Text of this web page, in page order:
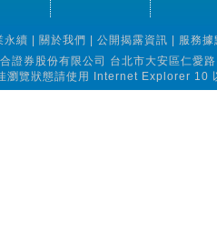
永續 關於我們 公開揭露資訊
服務據
證券股份有限公司 台北市大安區仁
瀏覽狀態請使用 Internet Explorer 10